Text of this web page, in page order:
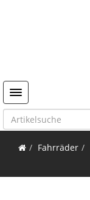
Toggle navigation
Fahrräder